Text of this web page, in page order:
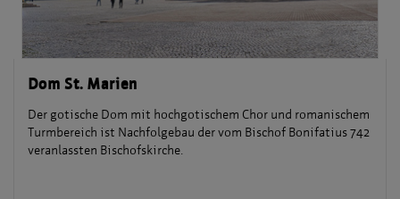
Dom St. Marien
Der gotische Dom mit hochgotischem Chor und romanischem
Turmbereich ist Nachfolgebau der vom Bischof Bonifatius 742
veranlassten Bischofskirche.